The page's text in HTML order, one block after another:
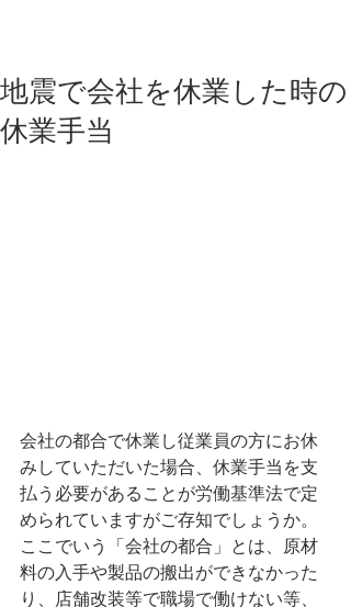
地震で会社を休業した時の
休業手当
会社の都合で休業し従業員の方にお休
みしていただいた場合、休業手当を支
払う必要があることが労働基準法で定
められていますがご存知でしょうか。
ここでいう「会社の都合」とは、原材
料の入手や製品の搬出ができなかった
り、店舗改装等で職場で働けない等、